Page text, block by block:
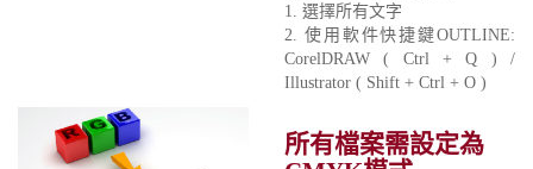
1. 選擇所有文字
2. 使用軟件快捷鍵OUTLINE:
CorelDRAW ( Ctrl + Q ) /
Illustrator ( Shift + Ctrl + O )
所有檔案需設定為